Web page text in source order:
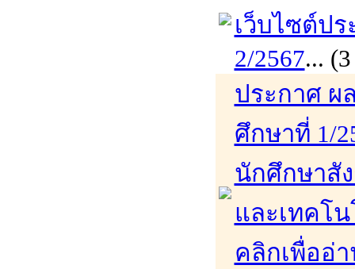
เว็บไซต์ป
2/2567...
ประกาศ ผ
ศึกษาที่ 1/
นักศึกษาสั
และเทคโ
คลิกเพื่ออ่า